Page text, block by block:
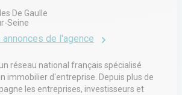
De Gaulle
Seine
de l'agence
réseau national français spécialisé
immobilier d'entreprise. Depuis plus de
les entreprises, investisseurs et